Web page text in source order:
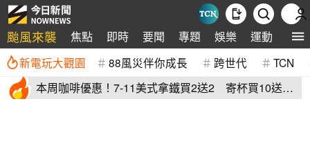
颱風來襲 焦點 即時 要聞 專題 娛樂 運動 全球
新電玩大觀園 88風災伴你成長 跨世代 TCN
本周咖啡優惠！7-11美式拿鐵買2送2 寄杯買10送